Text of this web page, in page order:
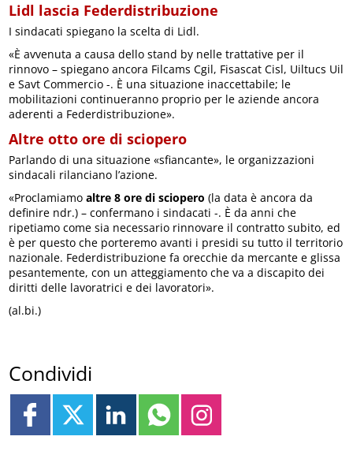
Lidl lascia Federdistribuzione
I sindacati spiegano la scelta di Lidl.
«È avvenuta a causa dello stand by nelle trattative per il
rinnovo – spiegano ancora Filcams Cgil, Fisascat Cisl, Uiltucs Uil
e Savt Commercio -. È una situazione inaccettabile; le
mobilitazioni continueranno proprio per le aziende ancora
aderenti a Federdistribuzione».
Altre otto ore di sciopero
Parlando di una situazione «sfiancante», le organizzazioni
sindacali rilanciano l’azione.
«Proclamiamoaltre 8 ore di sciopero (la data è ancora da
definire ndr.) – confermano i sindacati -. È da anni che
ripetiamo come sia necessario rinnovare il contratto subito, ed
è per questo che porteremo avanti i presidi su tutto il territorio
nazionale. Federdistribuzione fa orecchie da mercante e glissa
pesantemente, con un atteggiamento che va a discapito dei
diritti delle lavoratrici e dei lavoratori».
(al.bi.)
Condividi